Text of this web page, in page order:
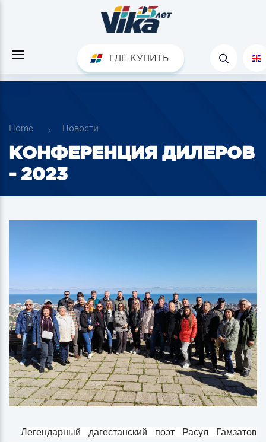
ГДЕ КУПИТЬ
Home Новости
КОНФЕРЕНЦИЯ ДИЛЕРОВ
- 2023
Легендарный дагестанский поэт Расул Гамзатов